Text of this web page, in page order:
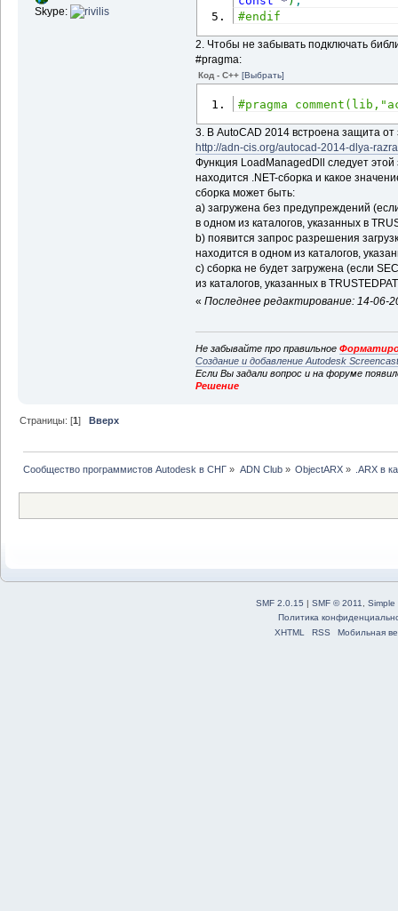
Skype:
#endif
2. Чтобы не забывать подключать
#pragma:
Код - C++ [Выбрать]
#pragma
3. В AutoCAD 2014 встроена защита
http://adn-cis.org/autocad-2014-dlya-
Функция LoadManagedDll следует этой
находится .NET-сборка и какое
сборка может быть:
a) загружена без предупреждений
в одном из каталогов, указанных в
b) появится запрос разрешения
находится в одном из каталогов,
c) сборка не будет загружена (если
из каталогов, указанных в
« Последнее редактирование: 14-06-
Не забывайте про правильное
Создание и добавление Autodesk
Если Вы задали вопрос и на форуме
Решение
Страницы: [1]Вверх
Сообщество программистов Autodesk в СНГ » ADN Club» ObjectARX» .ARX в
SMF 2.0.15 | SMF © 2011
Simple
Политика
XHTML
RSS Мобильная